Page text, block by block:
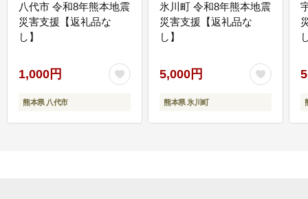
八代市 令和8年熊本地震
災害支援【返礼品な
し】
1,000円
熊本県 八代市
氷川町 令和8年熊本地震
災害支援【返礼品な
し】
5,000円
熊本県 氷川町